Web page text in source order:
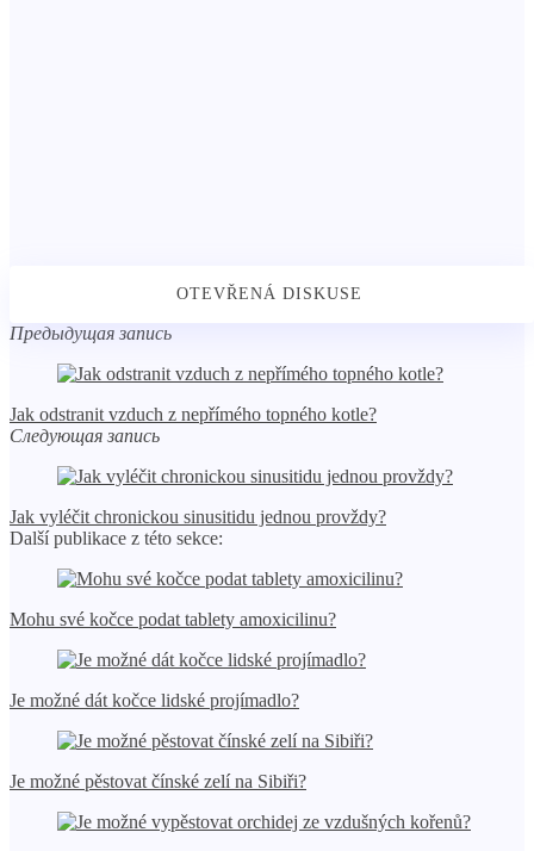
Предыдущая запись
Jak odstranit vzduch z nepřímého topného kotle?
Следующая запись
Jak vyléčit chronickou sinusitidu jednou provždy?
Další publikace z této sekce:
Mohu své kočce podat tablety amoxicilinu?
Je možné dát kočce lidské projímadlo?
Je možné pěstovat čínské zelí na Sibiři?